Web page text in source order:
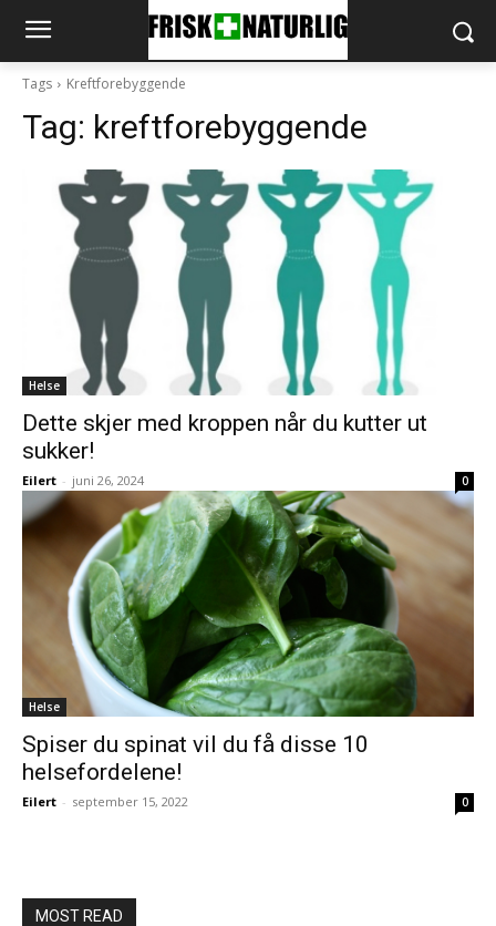
Tags Kreftforebyggende
Tag: kreftforebyggende
Helse
Dette skjer med kroppen når du kutter ut
sukker!
Eilert - juni 26, 2024 0
Helse
Spiser du spinat vil du få disse 10
helsefordelene!
Eilert - september 15, 2022 0
MOST READ